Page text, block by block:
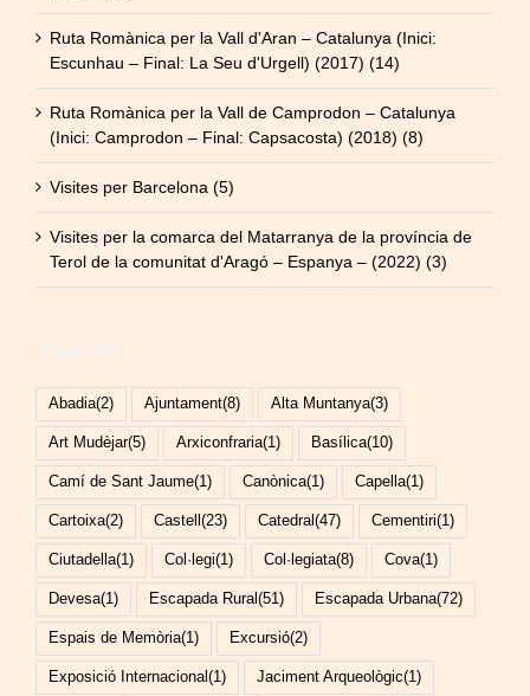
Ruta Romànica per la Vall d'Aran – Catalunya (Inici:
Escunhau – Final: La Seu d'Urgell) (2017) (14)
Ruta Romànica per la Vall de Camprodon – Catalunya
(Inici: Camprodon – Final: Capsacosta) (2018) (8)
Visites per Barcelona (5)
Visites per la comarca del Matarranya de la província de
Terol de la comunitat d'Aragó – Espanya – (2022) (3)
Abadia(2) Ajuntament(8) Alta Muntanya(3)
Art Mudèjar(5) Arxiconfraria(1) Basílica(10)
Camí de Sant Jaume(1) Canònica(1) Capella(1)
Cartoixa(2) Castell (23) Catedral (47) Cementiri(1)
Ciutadella(1) Col·legi(1) Col·legiata(8) Cova(1)
Devesa(1) Escapada Rural (51) Escapada Urbana(72)
Espais de Memòria(1) Excursió(2)
Exposició Internacional (1) Jaciment Arqueològic(1)